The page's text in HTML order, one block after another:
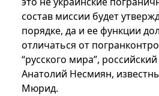
состав миссии будет
порядке, да и ее функции
отличаться от
“русского мира”,
Анатолий Несмиян,
Мюрид.